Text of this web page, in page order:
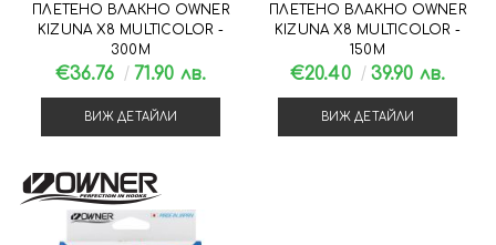
ПЛЕТЕНО ВЛАКНО OWNER
KIZUNA X8 MULTICOLOR -
300М
€36.76 71.90 лв.
ВИЖ ДЕТАЙЛИ
ПЛЕТЕНО ВЛАКНО OWNER
KIZUNA X8 MULTICOLOR -
150М
€20.40 39.90 лв.
ВИЖ ДЕТАЙЛИ